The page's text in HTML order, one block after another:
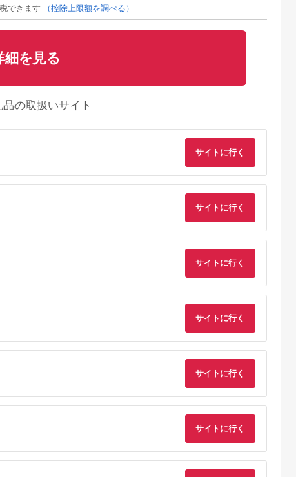
トグ
スオーヤマ 7L グレー
15畳 コンプレッサー
60,000
布団乾燥機 ふとん乾
TURBO JSK-S10-G
グリーン
46,000
【CORONA】石油フ
ァンヒーター ST 10
～13畳用 パールホワ
イト FH-
ST3625BY(W)
94,000
できます
（控除上限額を調べる）
細を見る
品の取扱いサイト
サイトに行く
サイトに行く
サイトに行く
サイトに行く
サイトに行く
サイトに行く